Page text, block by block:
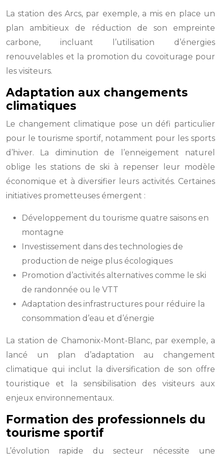
La station des Arcs, par exemple, a mis en place un
plan ambitieux de réduction de son empreinte
carbone, incluant l’utilisation d’énergies
renouvelables et la promotion du covoiturage pour
les visiteurs.
Adaptation aux changements
climatiques
Le changement climatique pose un défi particulier
pour le tourisme sportif, notamment pour les sports
d’hiver. La diminution de l’enneigement naturel
oblige les stations de ski à repenser leur modèle
économique et à diversifier leurs activités. Certaines
initiatives prometteuses émergent :
Développement du tourisme quatre saisons en
montagne
Investissement dans des technologies de
production de neige plus écologiques
Promotion d’activités alternatives comme le ski
de randonnée ou le VTT
Adaptation des infrastructures pour réduire la
consommation d’eau et d’énergie
La station de Chamonix-Mont-Blanc, par exemple, a
lancé un plan d’adaptation au changement
climatique qui inclut la diversification de son offre
touristique et la sensibilisation des visiteurs aux
enjeux environnementaux.
Formation des professionnels du
tourisme sportif
L’évolution rapide du secteur nécessite une